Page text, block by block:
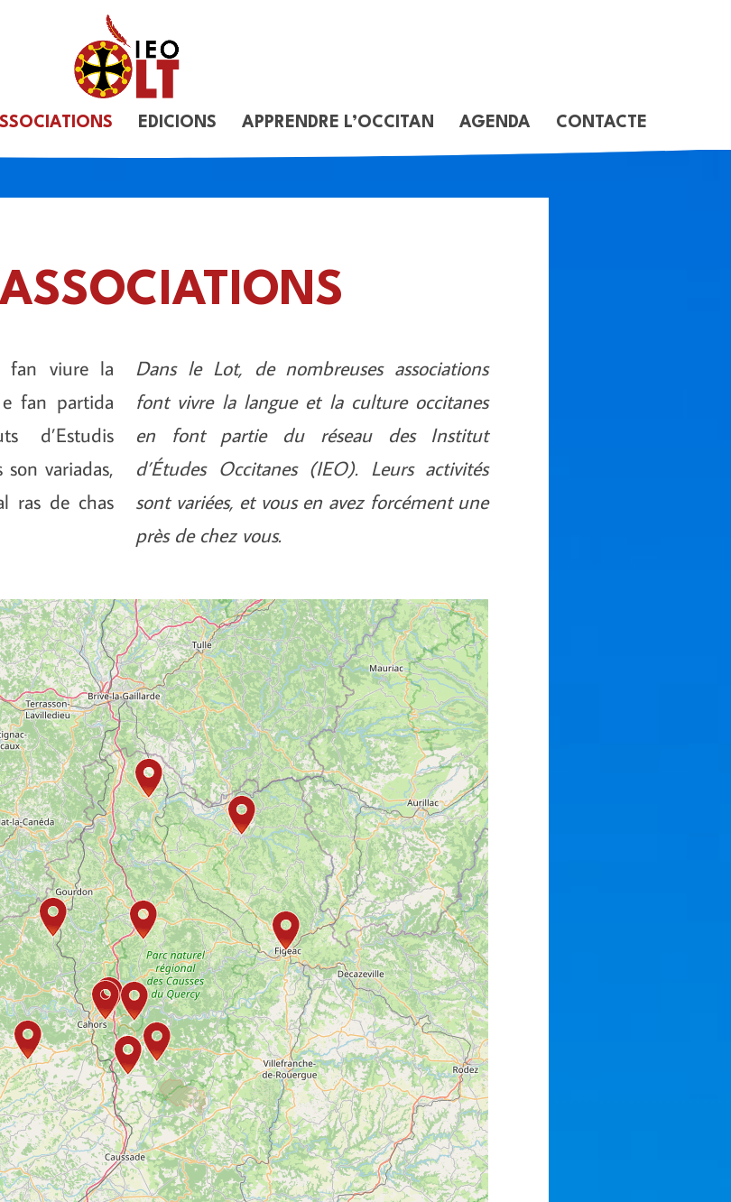
EDICIONS APPRENDRE L’OCCITAN AGENDA CONTACTE
fan viure la
fan partida
d’Estudis
variadas,
ras de chas
Dans le Lot, de nombreuses associations
font vivre la langue et la culture occitanes
en font partie du réseau des Institut
d’Études Occitanes (IEO). Leurs activités
sont variées, et vous en avez forcément une
près de chez vous.
Travelers’ Map is loading…
this after your page is loaded completely, leafletJS files are
missing.